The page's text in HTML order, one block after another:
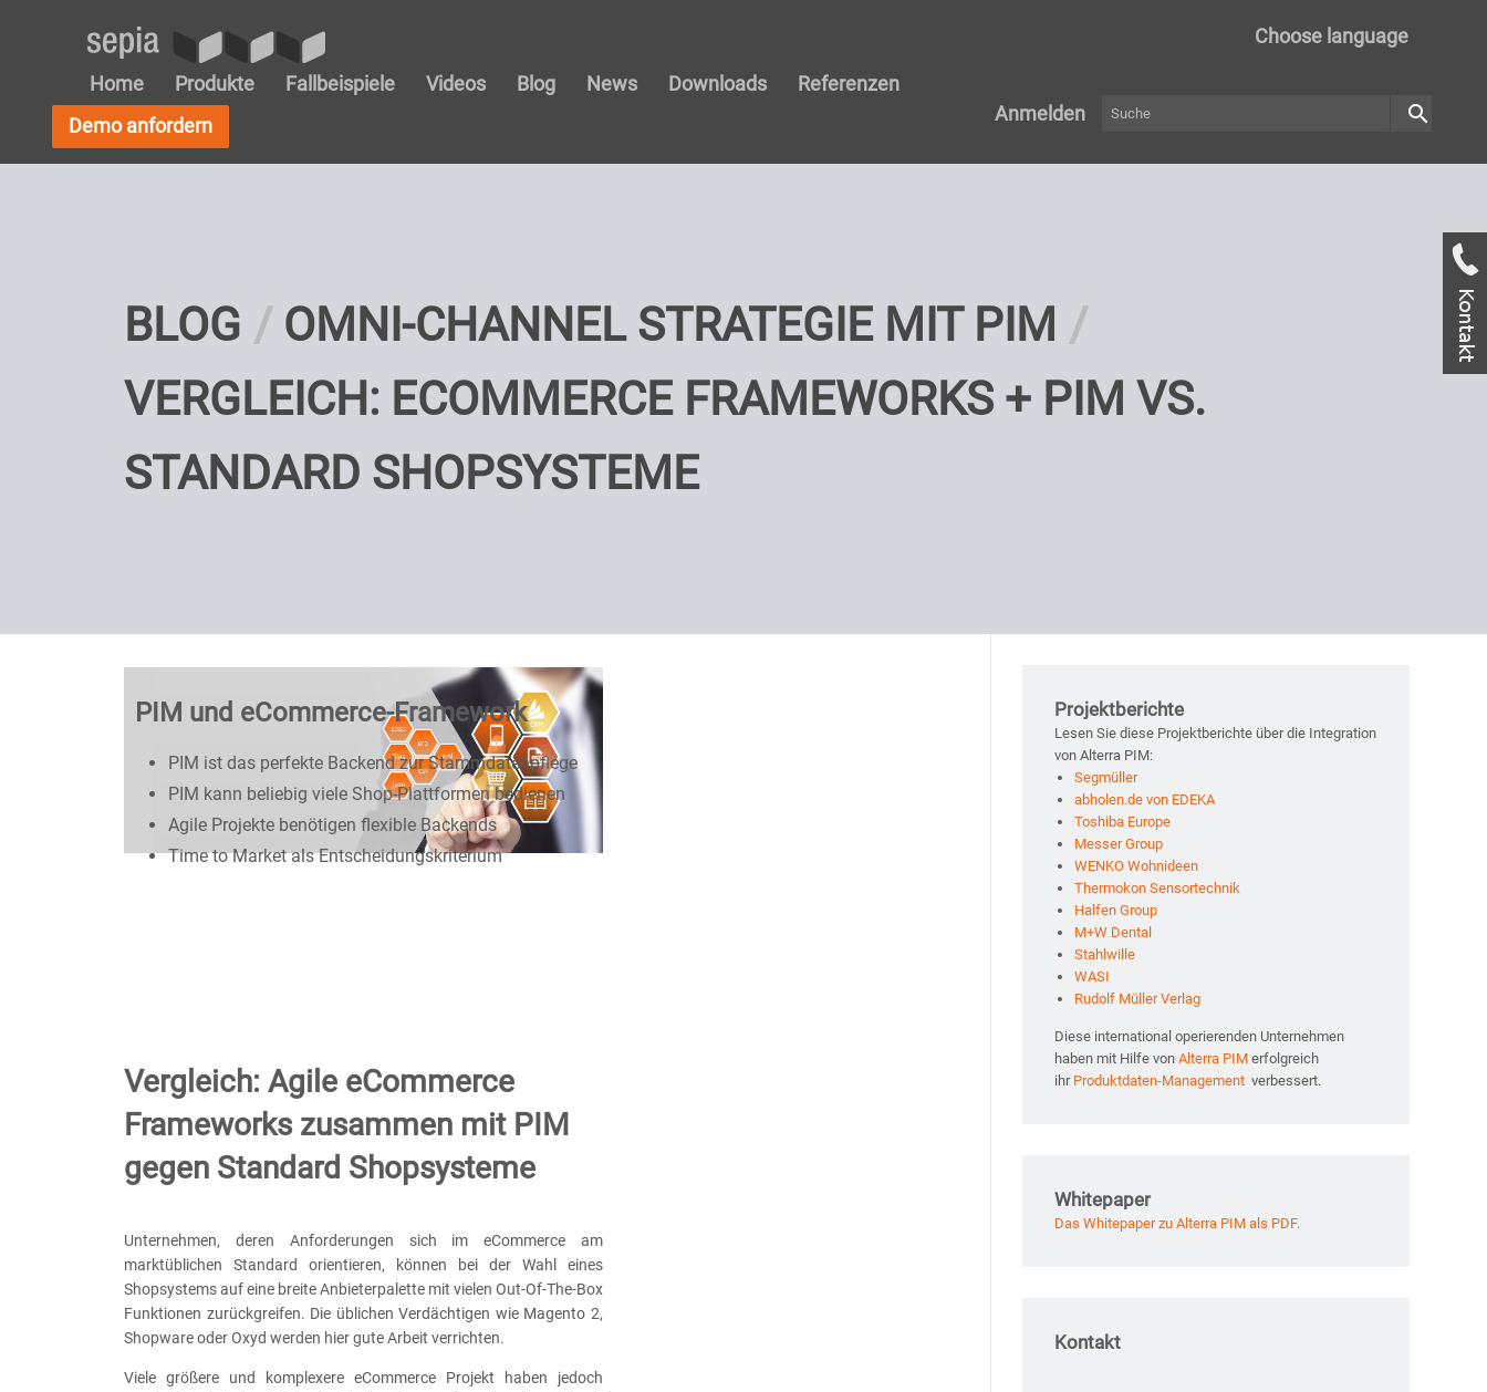
Choose language
Home Produkte Fallbeispiele Videos Blog News Downloads
Referenzen
Demo anfordern
Anmelden search
BLOG
OMNI-CHANNEL STRATEGIE MIT PIM
VERGLEICH: ECOMMERCE FRAMEWORKS + PIM VS.
STANDARD SHOPSYSTEME
PIM und eCommerce-Framework
PIM ist das perfekte Backend zur Stammdatenpflege
PIM kann beliebig viele Shop-Plattformen bedienen
Agile Projekte benötigen flexible Backends
Time to Market als Entscheidungskriterium
Vergleich: Agile eCommerce
Frameworks zusammen mit PIM
gegen Standard Shopsysteme
Unternehmen, deren Anforderungen sich im eCommerce am
marktüblichen Standard orientieren, können bei der Wahl eines
Shopsystems auf eine breite Anbieterpalette mit vielen Out-Of-The-Box
Funktionen zurückgreifen. Die üblichen Verdächtigen wie Magento 2,
Shopware oder Oxyd werden hier gute Arbeit verrichten.
Viele größere und komplexere eCommerce Projekt haben jedoch
Projektberichte
Lesen Sie diese Projektberichte über die Integration
von Alterra PIM:
Segmüller
abholen.de von EDEKA
Toshiba Europe
Messer Group
WENKO Wohnideen
Thermokon Sensortechnik
Halfen Group
M+W Dental
Stahlwille
WASI
Rudolf Müller Verlag
Diese international operierenden Unternehmen
haben mit Hilfe von Alterra PIM erfolgreich
ihr Produktdaten-Management verbessert.
Whitepaper
Das Whitepaper zu Alterra PIM als PDF.
Kontakt